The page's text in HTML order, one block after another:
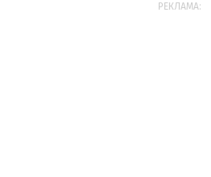
РЕКЛАМА: